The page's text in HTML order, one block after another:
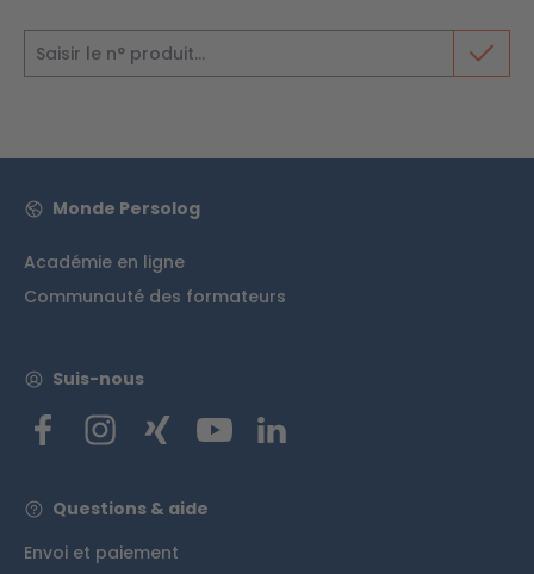
Numéro de produit
Monde Persolog
Académie en ligne
Communauté des formateurs
Suis-nous
Questions & aide
Envoi et paiement